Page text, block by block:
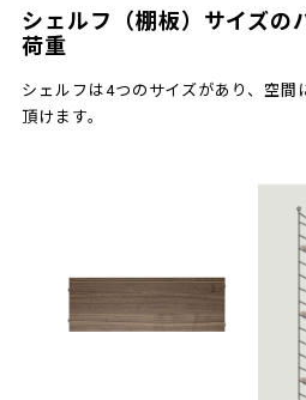
シェルフ（棚板）サイズの
荷重
シェルフは4つのサイズがあり、空間
頂けます。